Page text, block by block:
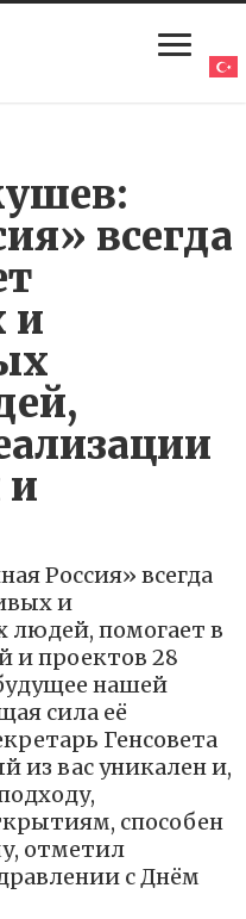
всегда
и
и
Россия» всегда
и
помогает в
и проектов 28
нашей
сила её
Генсовета
из вас уникален и,
способен
отметил
с Днём